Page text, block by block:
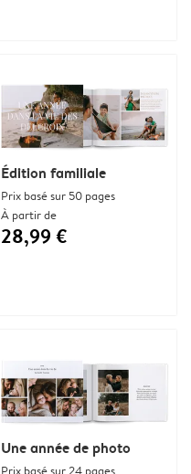
Édition familiale
Prix basé sur 50 pages
À partir de
28,99 €
Une année de photo
Prix basé sur 24 pages